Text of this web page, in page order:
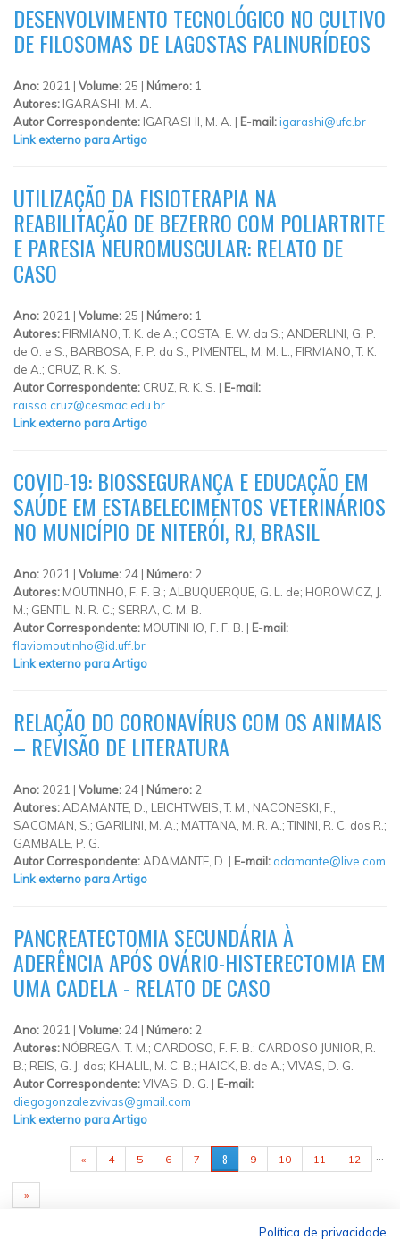
DESENVOLVIMENTO TECNOLÓGICO NO CULTIVO
DE FILOSOMAS DE LAGOSTAS PALINURÍDEOS
Ano: 2021 | Volume: 25 | Número: 1
Autores: IGARASHI, M. A.
Autor Correspondente: IGARASHI, M. A. | E-mail:igarashi@ufc.br
Link externo para Artigo
UTILIZAÇÃO DA FISIOTERAPIA NA
REABILITAÇÃO DE BEZERRO COM POLIARTRITE
E PARESIA NEUROMUSCULAR: RELATO DE
CASO
Ano: 2021 | Volume: 25 | Número: 1
Autores: FIRMIANO, T. K. de A.; COSTA, E. W. da S.; ANDERLINI, G. P.
de O. e S.; BARBOSA, F. P. da S.; PIMENTEL, M. M. L.; FIRMIANO, T. K.
de A.; CRUZ, R. K. S.
Autor Correspondente: CRUZ, R. K. S. | E-mail:
raissa.cruz@cesmac.edu.br
Link externo para Artigo
COVID-19: BIOSSEGURANÇA E EDUCAÇÃO EM
SAÚDE EM ESTABELECIMENTOS VETERINÁRIOS
NO MUNICÍPIO DE NITERÓI, RJ, BRASIL
Ano: 2021 | Volume: 24 | Número: 2
Autores: MOUTINHO, F. F. B.; ALBUQUERQUE, G. L. de; HOROWICZ, J.
M.; GENTIL, N. R. C.; SERRA, C. M. B.
Autor Correspondente: MOUTINHO, F. F. B. | E-mail:
flaviomoutinho@id.uff.br
Link externo para Artigo
RELAÇÃO DO CORONAVÍRUS COM OS ANIMAIS
– REVISÃO DE LITERATURA
Ano: 2021 | Volume: 24 | Número: 2
Autores:ADAMANTE, D.; LEICHTWEIS, T. M.; NACONESKI, F.;
SACOMAN, S.; GARILINI, M. A.; MATTANA, M. R. A.; TININI, R. C. dos R.;
GAMBALE, P. G.
Autor Correspondente:ADAMANTE, D. | E-mail: adamante@live.com
Link externo para Artigo
PANCREATECTOMIA SECUNDÁRIA À
ADERÊNCIA APÓS OVÁRIO-HISTERECTOMIA EM
UMA CADELA - RELATO DE CASO
Ano: 2021 | Volume: 24 | Número: 2
Autores: NÓBREGA, T. M.; CARDOSO, F. F. B.; CARDOSO JUNIOR, R.
B.; REIS, G. J. dos; KHALIL, M. C. B.; HAICK, B. de A.; VIVAS, D. G.
Autor Correspondente:VIVAS, D. G. | E-mail:
diegogonzalezvivas@gmail.com
Link externo para Artigo
PÁGINAS
« 4 5 6 7 8 9 10 11 12
»
Política de privacidade